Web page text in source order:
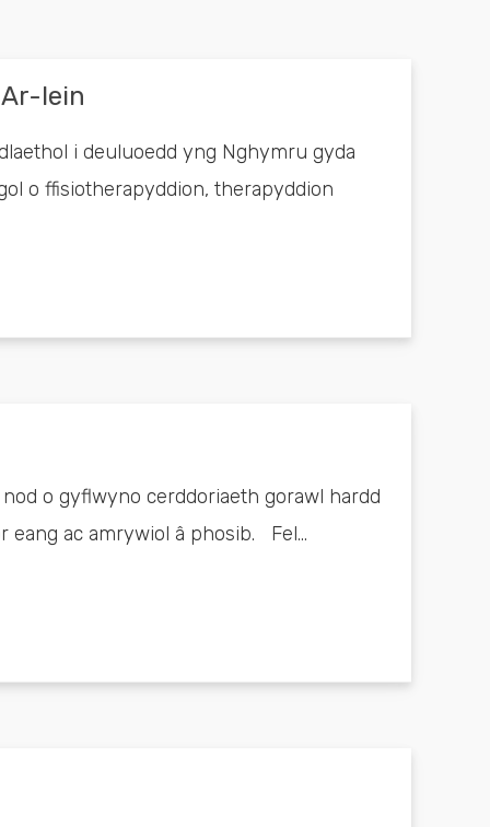
lein
i deuluoedd yng Nghymru gyda
o ffisiotherapyddion, therapyddion
o gyflwyno cerddoriaeth gorawl hardd
eang ac amrywiol â phosib. Fel...